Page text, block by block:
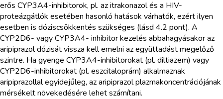
erős CYP3A4-inhibitorok, pl. az itrakonazol és a HIV-
proteázgátlók esetében hasonló hatások várhatók, ezért ilyen
esetben is dóziscsökkentés szükséges (lásd 4.2 pont). A
CYP2D6- vagy CYP3A4- inhibitor kezelés abbahagyásakor az
aripiprazol dózisát vissza kell emelni az együttadást megelőző
szintre. Ha gyenge CYP3A4-inhibitorokat (pl. diltiazem) vagy
CYP2D6-inhibitorokat (pl. eszcitaloprám) alkalmaznak
aripiprazollal egyidejűleg, az aripiprazol plazmakoncentrációjának
mérsékelt növekedésére lehet számítani.